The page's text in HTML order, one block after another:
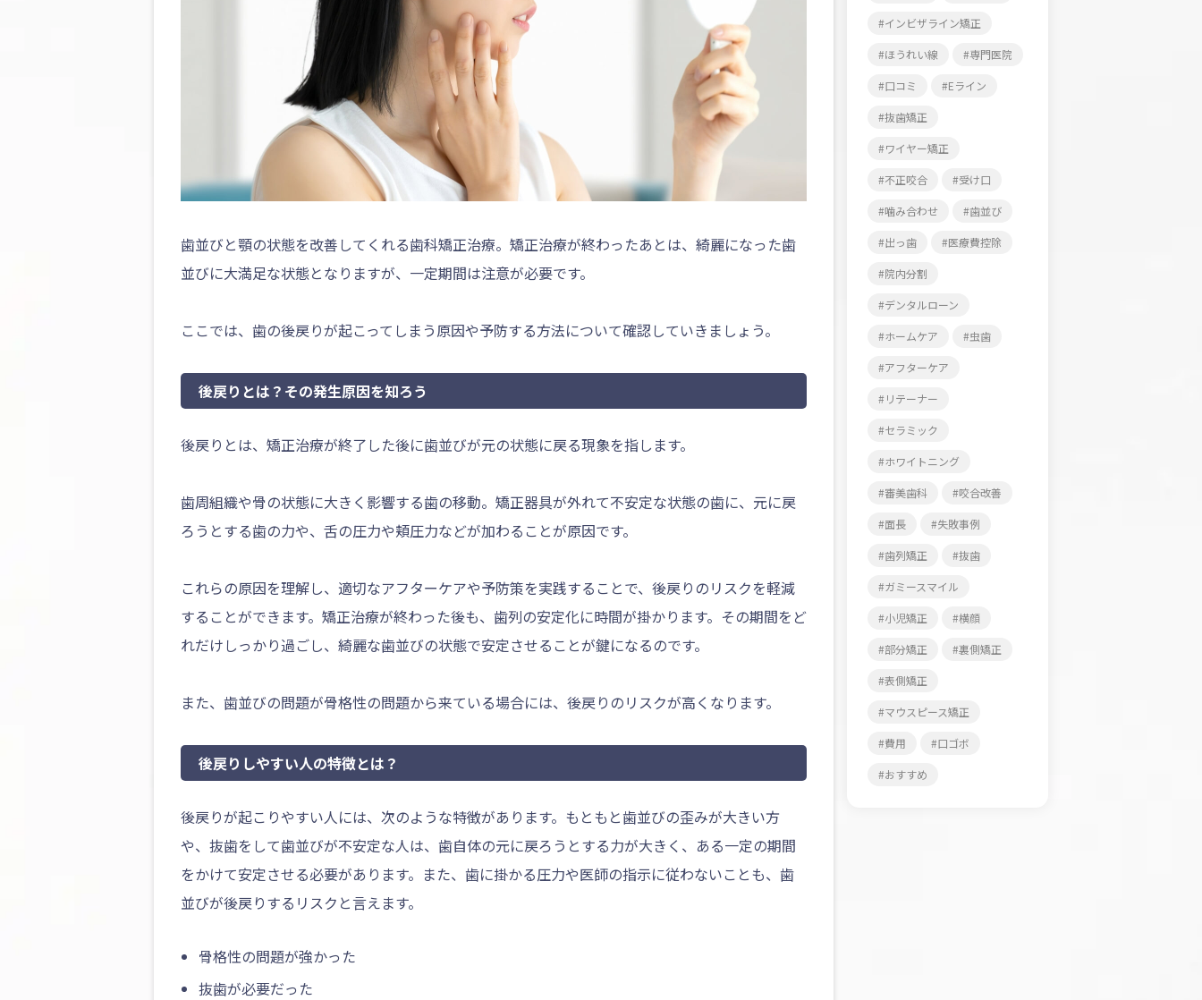
歯並びと顎の状態を改善してくれる歯科矯正治療。矯正治療が終わったあとは、綺麗になった歯
並びに大満足な状態となりますが、一定期間は注意が必要です。
ここでは、歯の後戻りが起こってしまう原因や予防する方法について確認していきましょう。
後戻りとは？その発生原因を知ろう
後戻りとは、矯正治療が終了した後に歯並びが元の状態に戻る現象を指します。
歯周組織や骨の状態に大きく影響する歯の移動。矯正器具が外れて不安定な状態の歯に、元に戻
ろうとする歯の力や、舌の圧力や頬圧力などが加わることが原因です。
これらの原因を理解し、適切なアフターケアや予防策を実践することで、後戻りのリスクを軽減
することができます。矯正治療が終わった後も、歯列の安定化に時間が掛かります。その期間をど
れだけしっかり過ごし、綺麗な歯並びの状態で安定させることが鍵になるのです。
また、歯並びの問題が骨格性の問題から来ている場合には、後戻りのリスクが高くなります。
後戻りしやすい人の特徴とは？
後戻りが起こりやすい人には、次のような特徴があります。もともと歯並びの歪みが大きい方
や、抜歯をして歯並びが不安定な人は、歯自体の元に戻ろうとする力が大きく、ある一定の期間
をかけて安定させる必要があります。また、歯に掛かる圧力や医師の指示に従わないことも、歯
並びが後戻りするリスクと言えます。
骨格性の問題が強かった
抜歯が必要だった
インビザライン矯正
ほうれい線 専門医院
口コミ Eライン
抜歯矯正
ワイヤー矯正
不正咬合 受け口
噛み合わせ 歯並び
出っ歯 医療費控除
院内分割
デンタルローン
ホームケア 虫歯
アフターケア
リテーナー
セラミック
ホワイトニング
審美歯科 咬合改善
面長 失敗事例
歯列矯正 抜歯
ガミースマイル
小児矯正 横顔
部分矯正 裏側矯正
表側矯正
マウスピース矯正
費用 口ゴボ
おすすめ